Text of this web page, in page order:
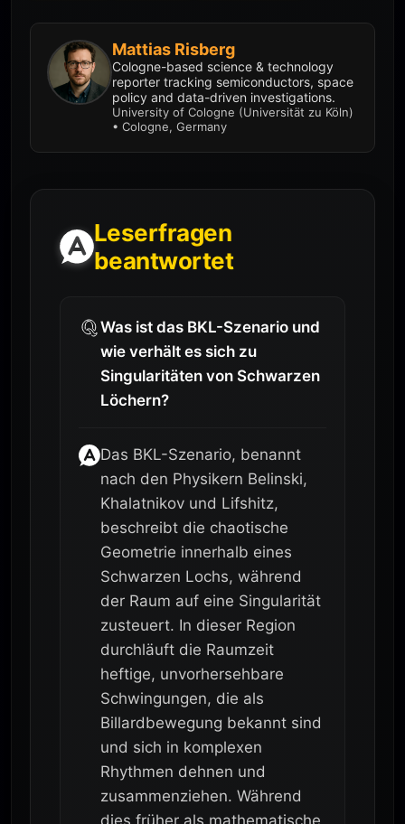
Mattias Risberg
Cologne-based science & technology
reporter tracking semiconductors, space
policy and data-driven investigations.
University of Cologne (Universität zu Köln)
• Cologne, Germany
Leserfragen
beantwortet
Was ist das BKL-Szenario und
wie verhält es sich zu
Singularitäten von Schwarzen
Löchern?
Das BKL-Szenario, benannt
nach den Physikern Belinski,
Khalatnikov und Lifshitz,
beschreibt die chaotische
Geometrie innerhalb eines
Schwarzen Lochs, während
der Raum auf eine Singularität
zusteuert. In dieser Region
durchläuft die Raumzeit
heftige, unvorhersehbare
Schwingungen, die als
Billardbewegung bekannt sind
und sich in komplexen
Rhythmen dehnen und
zusammenziehen. Während
dies früher als mathematische